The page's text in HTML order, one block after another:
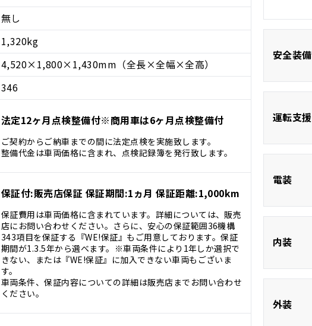
無し
1,320kg
4,520×1,800×1,430mm （全長×全幅×全高）
346
法定12ヶ月点検整備付※商用車は6ヶ月点検整備付
ご契約からご納車までの間に法定点検を実施致します。
整備代金は車両価格に含まれ、点検記録簿を発行致します。
保証付:販売店保証 保証期間:1ヵ月 保証距離:1,000km
保証費用は車両価格に含まれています。詳細については、販売
店にお問い合わせください。さらに、安心の保証範囲36機構
343項目を保証する『WE!保証』もご用意しております。保証
期間が1.3.5年から選べます。※車両条件により1年しか選択で
きない、または『WE!保証』に加入できない車両もございま
す。
車両条件、保証内容についての詳細は販売店までお問い合わせ
ください。
安全装備
運転支援
電装
内装
外装